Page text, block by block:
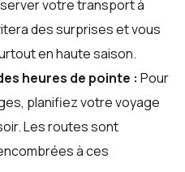
votre transport à
des surprises et vous
en haute saison.
heures de pointe : Pour
planifiez votre voyage
Les routes sont
à ces